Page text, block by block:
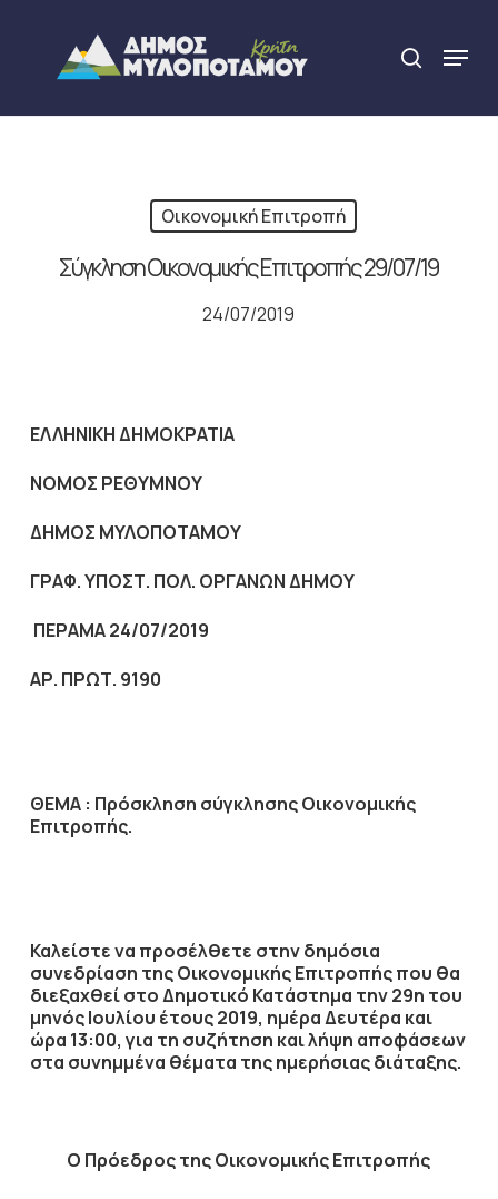
content
search
Menu
Οικονομική Επιτροπή
Σύγκληση Οικονομικής Επιτροπής 29/07/19
24/07/2019
ΕΛΛΗΝΙΚΗ ΔΗΜΟΚΡΑΤΙΑ
NOMOΣ ΡΕΘΥΜΝΟΥ
ΔΗΜΟΣ ΜΥΛΟΠΟΤΑΜΟΥ
ΓΡΑΦ. ΥΠΟΣΤ. ΠΟΛ. ΟΡΓΑΝΩΝ ΔΗΜΟΥ
ΠΕΡΑΜΑ 24/07/2019
ΑΡ. ΠΡΩΤ. 9190
ΘΕΜΑ : Πρόσκληση σύγκλησης Οικονομικής
Επιτροπής.
Καλείστε να προσέλθετε στην δημόσια
συνεδρίαση της Οικονομικής Επιτροπής που θα
διεξαχθεί στο Δημοτικό Κατάστημα την29η του
μηνόςΙουλίου έτους2019, ημέραΔευτέρα και
ώρα 13:00, για τη συζήτηση και λήψη αποφάσεων
στα συνημμένα θέματα της ημερήσιας διάταξης.
Ο Πρόεδροςτης Οικονομικής Επιτροπής
Close